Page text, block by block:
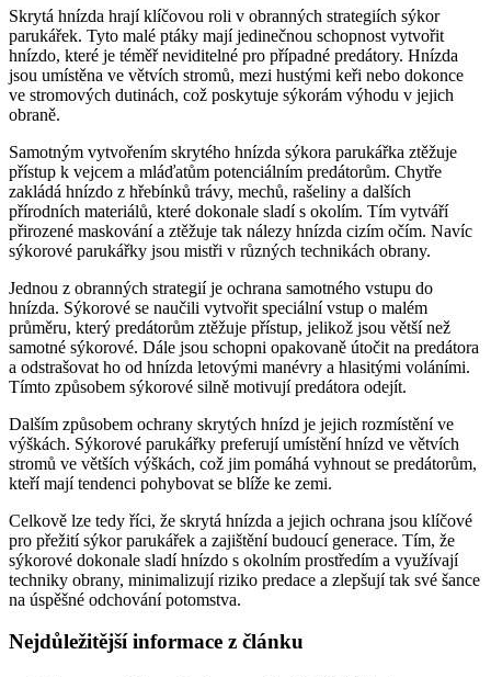
Skrytá hnízda hrají klíčovou roli v obranných strategiích sýkor
parukářek. Tyto malé ptáky mají jedinečnou schopnost vytvořit
hnízdo, které je téměř neviditelné pro případné predátory. Hnízda
jsou umístěna ve větvích stromů, mezi hustými keři nebo dokonce
ve stromových dutinách, což poskytuje sýkorám výhodu v jejich
obraně.
Samotným vytvořením skrytého hnízda sýkora parukářka ztěžuje
přístup k vejcem a mláďatům potenciálním predátorům. Chytře
zakládá hnízdo z hřebínků trávy, mechů, rašeliny a dalších
přírodních materiálů, které dokonale sladí s okolím. Tím vytváří
přirozené maskování a ztěžuje tak nálezy hnízda cizím očím. Navíc
sýkorové parukářky jsou mistři v různých technikách obrany.
Jednou z obranných strategií je ochrana samotného vstupu do
hnízda. Sýkorové se naučili vytvořit speciální vstup o malém
průměru, který predátorům ztěžuje přístup, jelikož jsou větší než
samotné sýkorové. Dále jsou schopni opakovaně útočit na predátora
a odstrašovat ho od hnízda letovými manévry a hlasitými voláními.
Tímto způsobem sýkorové silně motivují predátora odejít.
Dalším způsobem ochrany skrytých hnízd je jejich rozmístění ve
výškách. Sýkorové parukářky preferují umístění hnízd ve větvích
stromů ve větších výškách, což jim pomáhá vyhnout se predátorům,
kteří mají tendenci pohybovat se blíže ke zemi.
Celkově lze tedy říci, že skrytá hnízda a jejich ochrana jsou klíčové
pro přežití sýkor parukářek a zajištění budoucí generace. Tím, že
sýkorové dokonale sladí hnízdo s okolním prostředím a využívají
techniky obrany, minimalizují riziko predace a zlepšují tak své šance
na úspěšné odchování potomstva.
Nejdůležitější informace z článku